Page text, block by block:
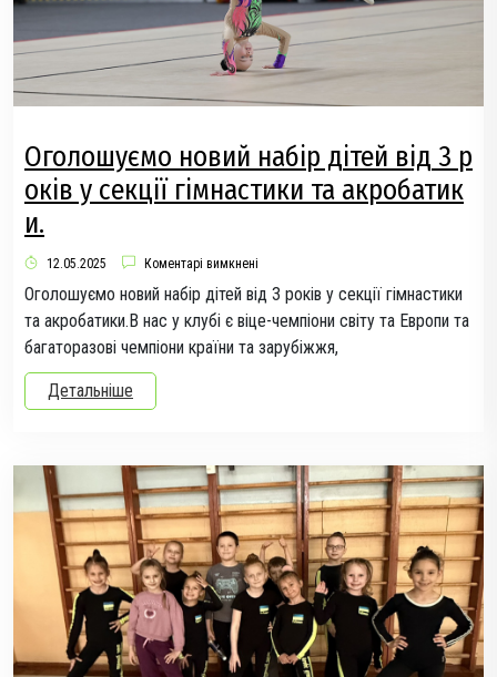
Оголошуємо новий набір дітей від 3 р
оків у секції гімнастики та акробатик
и.
12.05.2025 Коментарі вимкнені
Оголошуємо новий набір дітей від 3 років у секції гімнастики
та акробатики.В нас у клубі є віце-чемпіони світу та Европи та
багаторазові чемпіони країни та зарубіжжя,
Детальніше